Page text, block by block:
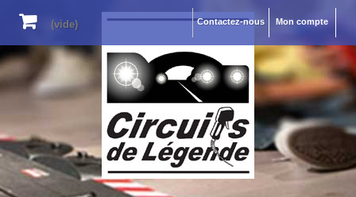
Mon compte
Contactez-nous
(vide)